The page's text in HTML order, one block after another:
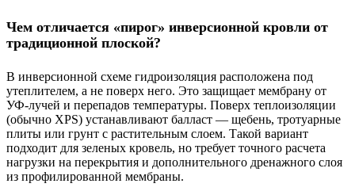
Чем отличается «пирог» инверсионной кровли от
традиционной плоской?
В инверсионной схеме гидроизоляция расположена под
утеплителем, а не поверх него. Это защищает мембрану от
УФ-лучей и перепадов температуры. Поверх теплоизоляции
(обычно XPS) устанавливают балласт — щебень, тротуарные
плиты или грунт с растительным слоем. Такой вариант
подходит для зеленых кровель, но требует точного расчета
нагрузки на перекрытия и дополнительного дренажного слоя
из профилированной мембраны.